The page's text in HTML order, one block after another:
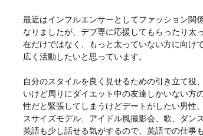
最近はインフルエンサーとしてファッション関
なりましたが、デブ専に応援してもらったり太
在だけではなく、もっと太っていない方に向け
広く活動したいと思っています。
自分のスタイルを良く見せるための引き立て役
いけど周りにダイエット中の友達しかいない方
性だと緊張してしまうけどデートがしたい男性
スサイズモデル、アイドル風撮影会、歌、ダン
英語も少し話せる気がするので、英語での仕事